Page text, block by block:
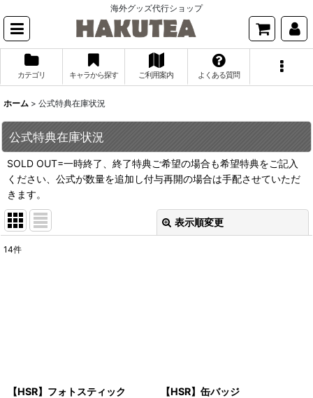
海外グッズ代行ショップ
カテゴリ キャラから探す ご利用案内 よくある質問
ホーム > 公式特典在庫状況
公式特典在庫状況
SOLD OUT=一時終了、終了特典ご希望の場合も希望特典をご記入
ください、公式が数量を追加し付与再開の場合は手配させていただ
きます。
表示順変更
14件
【HSR】フォトスティック
【HSR】缶バッジ